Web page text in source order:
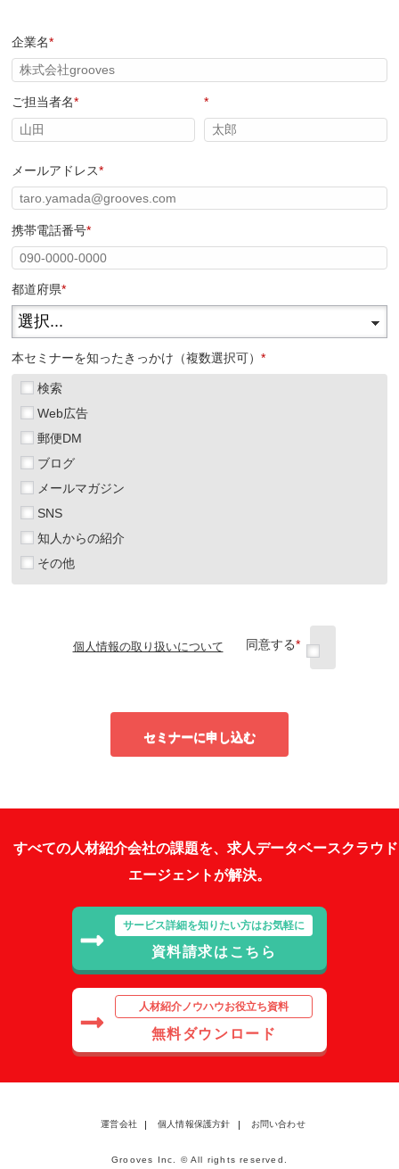
*
企業名
*
ご担当者名 *
*
メールアドレス
*
携帯電話番号
*
都道府県
*
本セミナーを知ったきっかけ（複数選択可）
検索
Web広告
郵便DM
ブログ
メールマガジン
SNS
知人からの紹介
その他
個人情報の取り扱いについて *
同意する
セミナーに申し込む
すべての人材紹介会社の課題を、求人データベースクラウド
エージェントが解決。
サービス詳細を知りたい方はお気軽に
資料請求はこちら
人材紹介ノウハウお役立ち資料
無料ダウンロード
運営会社 個人情報保護方針 お問い合わせ
Grooves Inc. © All rights reserved.